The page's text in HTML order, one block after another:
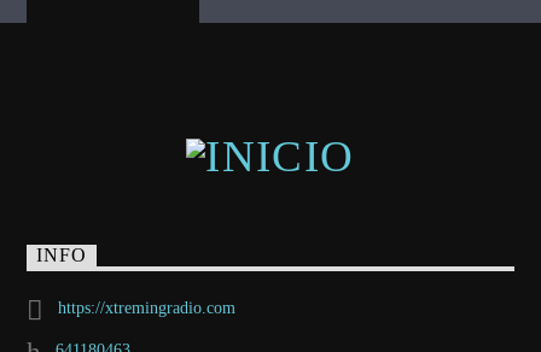
INFO
https://xtremingradio.com